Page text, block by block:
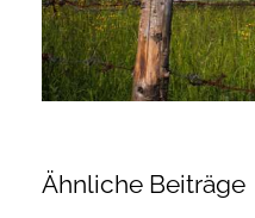
Ähnliche Beiträge